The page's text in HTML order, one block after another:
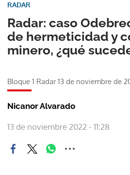
Radar: caso
de hermeticidad y
minero, ¿qué
RADAR
Bloque 1 Radar 13 de noviembre de
Nicanor Alvarado
13 de noviembre 2022 - 11:28